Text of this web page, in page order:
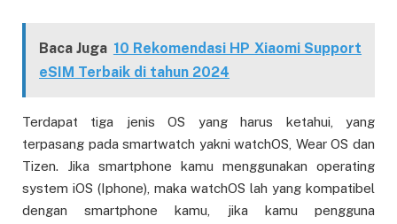
Baca Juga 10 Rekomendasi HP Xiaomi Support
eSIM Terbaik di tahun 2024
Terdapat tiga jenis OS yang harus ketahui, yang
terpasang pada smartwatch yakni watchOS, Wear OS dan
Tizen. Jika smartphone kamu menggunakan operating
system iOS (Iphone), maka watchOS lah yang kompatibel
dengan smartphone kamu, jika kamu pengguna